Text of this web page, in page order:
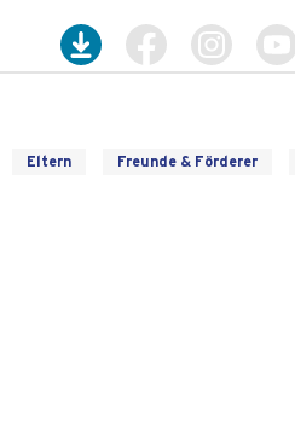
Eltern Freunde & Förderer